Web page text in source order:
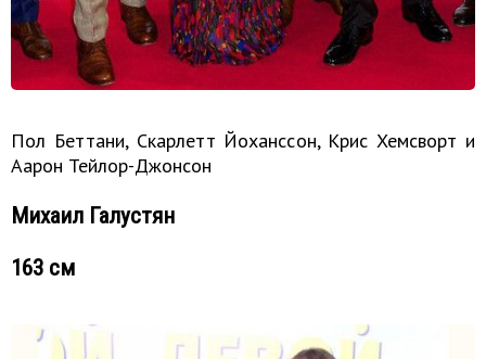
Пол Беттани, Скарлетт Йоханссон, Крис Хемсворт и
Аарон Тейлор-Джонсон
Михаил Галустян
163 см